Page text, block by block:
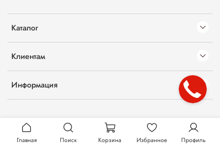
Каталог
Клиентам
Информация
Главная Поиск Корзина Избранное Профиль